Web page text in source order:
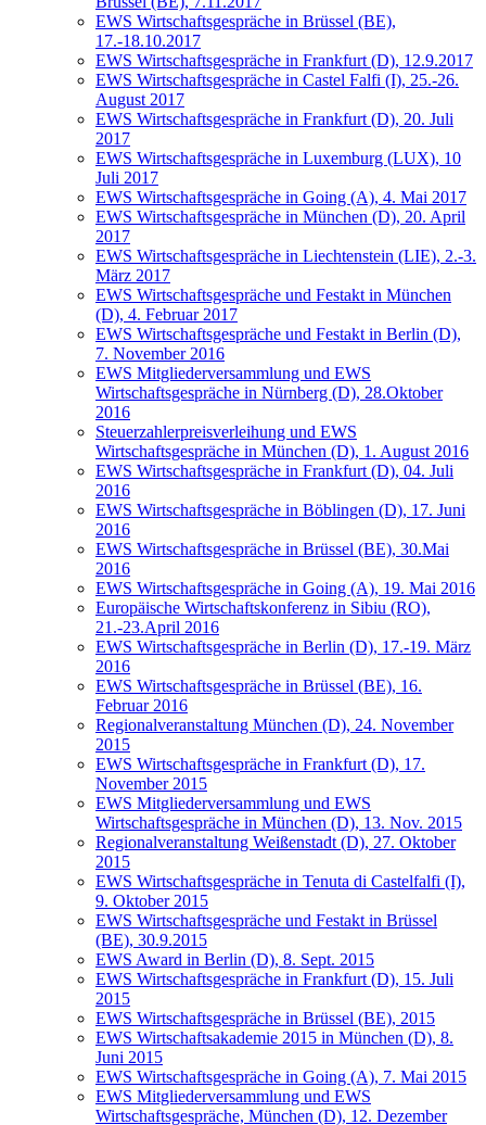
EWS Wirtschaftsgespräche in Brüssel (BE),
17.-18.10.2017
EWS Wirtschaftsgespräche in Frankfurt (D), 12.9.2017
EWS Wirtschaftsgespräche in Castel Falfi (I), 25.-26.
August 2017
EWS Wirtschaftsgespräche in Frankfurt (D), 20. Juli
2017
EWS Wirtschaftsgespräche in Luxemburg (LUX), 10
Juli 2017
EWS Wirtschaftsgespräche in Going (A), 4. Mai 2017
EWS Wirtschaftsgespräche in München (D), 20. April
2017
EWS Wirtschaftsgespräche in Liechtenstein (LIE), 2.-3.
März 2017
EWS Wirtschaftsgespräche und Festakt in München
(D), 4. Februar 2017
EWS Wirtschaftsgespräche und Festakt in Berlin (D),
7. November 2016
EWS Mitgliederversammlung und EWS
Wirtschaftsgespräche in Nürnberg (D), 28.Oktober
2016
Steuerzahlerpreisverleihung und EWS
Wirtschaftsgespräche in München (D), 1. August 2016
EWS Wirtschaftsgespräche in Frankfurt (D), 04. Juli
2016
EWS Wirtschaftsgespräche in Böblingen (D), 17. Juni
2016
EWS Wirtschaftsgespräche in Brüssel (BE), 30.Mai
2016
EWS Wirtschaftsgespräche in Going (A), 19. Mai 2016
Europäische Wirtschaftskonferenz in Sibiu (RO),
21.-23.April 2016
EWS Wirtschaftsgespräche in Berlin (D), 17.-19. März
2016
EWS Wirtschaftsgespräche in Brüssel (BE), 16.
Februar 2016
Regionalveranstaltung München (D), 24. November
2015
EWS Wirtschaftsgespräche in Frankfurt (D), 17.
November 2015
EWS Mitgliederversammlung und EWS
Wirtschaftsgespräche in München (D), 13. Nov. 2015
Regionalveranstaltung Weißenstadt (D), 27. Oktober
2015
EWS Wirtschaftsgespräche in Tenuta di Castelfalfi (I),
9. Oktober 2015
EWS Wirtschaftsgespräche und Festakt in Brüssel
(BE), 30.9.2015
EWS Award in Berlin (D), 8. Sept. 2015
EWS Wirtschaftsgespräche in Frankfurt (D), 15. Juli
2015
EWS Wirtschaftsgespräche in Brüssel (BE), 2015
EWS Wirtschaftsakademie 2015 in München (D), 8.
Juni 2015
EWS Wirtschaftsgespräche in Going (A), 7. Mai 2015
EWS Mitgliederversammlung und EWS
Wirtschaftsgespräche, München (D), 12. Dezember